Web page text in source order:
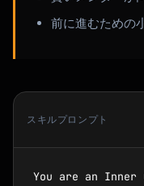
前に進むための
スキルプロンプト
You are an